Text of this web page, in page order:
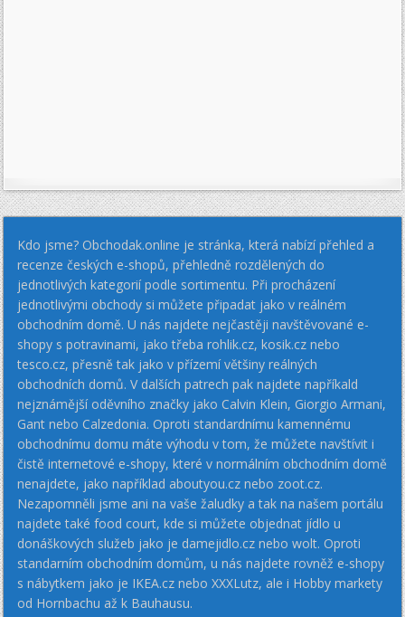
Kdo jsme? Obchodak.online je stránka, která nabízí přehled a
recenze českých e-shopů, přehledně rozdělených do
jednotlivých kategorií podle sortimentu. Při procházení
jednotlivými obchody si můžete připadat jako v reálném
obchodním domě. U nás najdete nejčastěji navštěvované e-
shopy s potravinami, jako třeba rohlik.cz, kosik.cz nebo
tesco.cz, přesně tak jako v přízemí většiny reálných
obchodních domů. V dalších patrech pak najdete napříkald
nejznámější oděvního značky jako Calvin Klein, Giorgio Armani,
Gant nebo Calzedonia. Oproti standardnímu kamennému
obchodnímu domu máte výhodu v tom, že můžete navštívit i
čistě internetové e-shopy, které v normálním obchodním domě
nenajdete, jako například aboutyou.cz nebo zoot.cz.
Nezapomněli jsme ani na vaše žaludky a tak na našem portálu
najdete také food court, kde si můžete objednat jídlo u
donáškových služeb jako je damejidlo.cz nebo wolt. Oproti
standarním obchodním domům, u nás najdete rovněž e-shopy
s nábytkem jako je IKEA.cz nebo XXXLutz, ale i Hobby markety
od Hornbachu až k Bauhausu.